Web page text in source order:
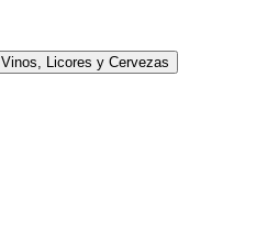
Vinos, Licores y Cervezas